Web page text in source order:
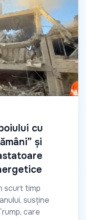
cu
și
scurt timp
susține
care